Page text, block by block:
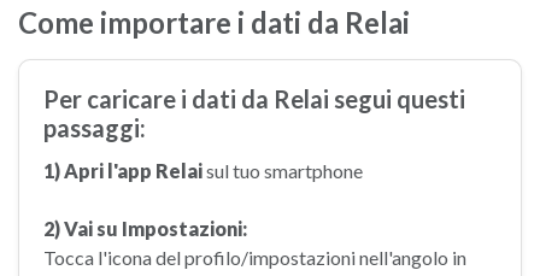
Come importare i dati da Relai
Per caricare i dati da Relai segui questi
passaggi:
1) Apri l'app Relaisul tuo smartphone
2) Vai su Impostazioni:
Tocca l'icona del profilo/impostazioni nell'angolo in